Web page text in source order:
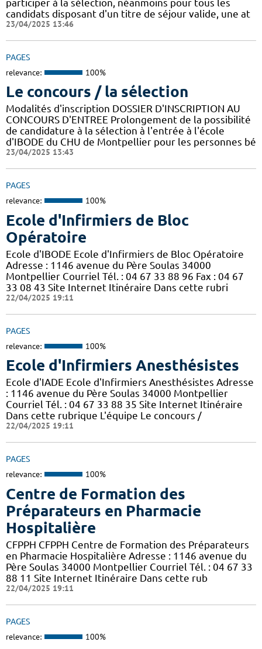
participer à la sélection, néanmoins pour tous les
candidats disposant d'un titre de séjour valide, une at
23/04/2025 13:46
PAGES
relevance: 100%
Le concours / la sélection
Modalités d'inscription DOSSIER D'INSCRIPTION AU
CONCOURS D'ENTREE Prolongement de la possibilité
de candidature à la sélection à l'entrée à l'école
d'IBODE du CHU de Montpellier pour les personnes bé
23/04/2025 13:43
PAGES
relevance: 100%
Ecole d'Infirmiers de Bloc
Opératoire
Ecole d'IBODE Ecole d'Infirmiers de Bloc Opératoire
Adresse : 1146 avenue du Père Soulas 34000
Montpellier Courriel Tél. : 04 67 33 88 96 Fax : 04 67
33 08 43 Site Internet Itinéraire Dans cette rubri
22/04/2025 19:11
PAGES
relevance: 100%
Ecole d'Infirmiers Anesthésistes
Ecole d'IADE Ecole d'Infirmiers Anesthésistes Adresse
: 1146 avenue du Père Soulas 34000 Montpellier
Courriel Tél. : 04 67 33 88 35 Site Internet Itinéraire
Dans cette rubrique L'équipe Le concours /
22/04/2025 19:11
PAGES
relevance: 100%
Centre de Formation des
Préparateurs en Pharmacie
Hospitalière
CFPPH CFPPH Centre de Formation des Préparateurs
en Pharmacie Hospitalière Adresse : 1146 avenue du
Père Soulas 34000 Montpellier Courriel Tél. : 04 67 33
88 11 Site Internet Itinéraire Dans cette rub
22/04/2025 19:11
PAGES
relevance: 100%